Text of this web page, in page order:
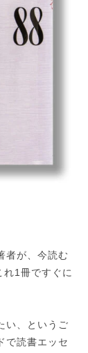
者が、今読む
1冊ですぐに
い、というご
で読書エッセ